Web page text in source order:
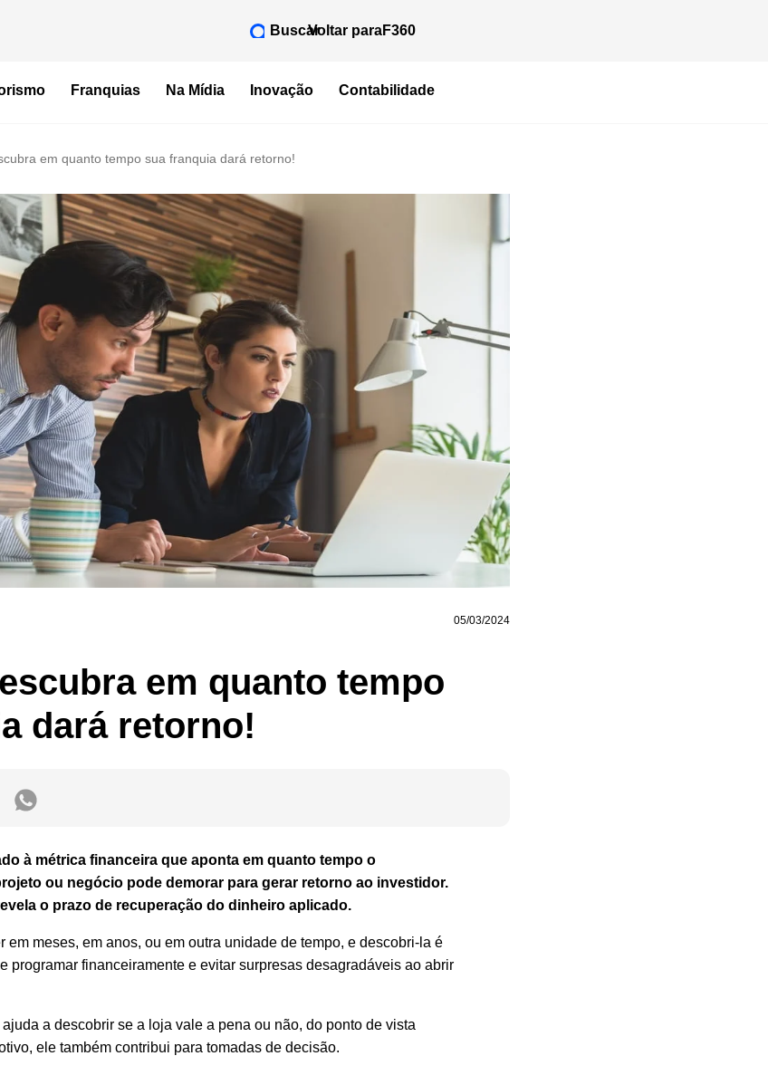
Franquias Na Mídia Inovação Contabilidade
BuscarVoltar paraF360
em quanto tempo sua franquia dará retorno!
05/03/2024
em quanto tempo
dará retorno!
à métrica financeira que aponta em quanto tempo o
ou negócio pode demorar para gerar retorno ao investidor.
o prazo de recuperação do dinheiro aplicado.
em meses, em anos, ou em outra unidade de tempo, e descobri-la é
programar financeiramente e evitar surpresas desagradáveis ao abrir
a descobrir se a loja vale a pena ou não, do ponto de vista
ele também contribui para tomadas de decisão.